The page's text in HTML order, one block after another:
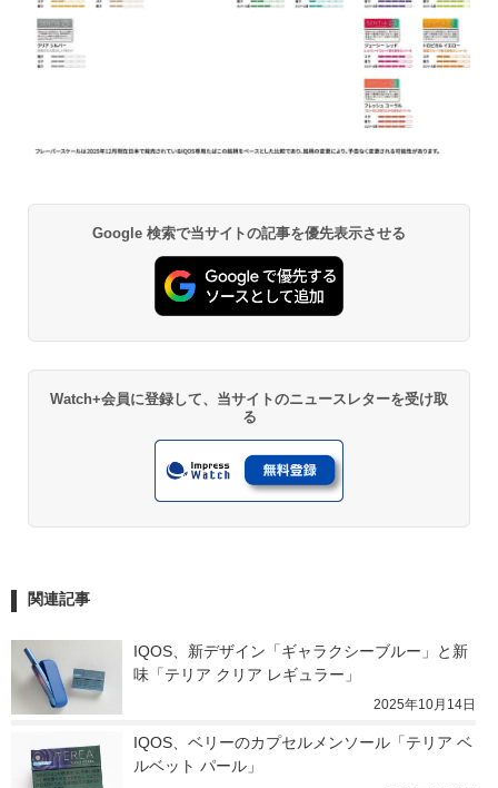
Google 検索で当サイトの記事を優先表示させる
Watch+会員に登録して、当サイトのニュースレターを受け取
る
関連記事
IQOS、新デザイン「ギャラクシーブルー」と新
味「テリア クリア レギュラー」
2025年10月14日
IQOS、ベリーのカプセルメンソール「テリア ベ
ルベット パール」